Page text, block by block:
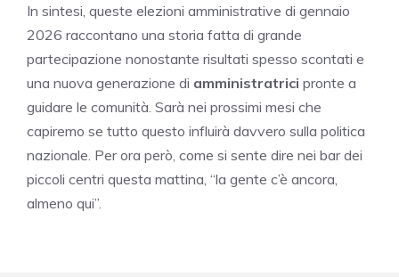
In sintesi, queste elezioni amministrative di gennaio
2026 raccontano una storia fatta di grande
partecipazione nonostante risultati spesso scontati e
una nuova generazione di amministratrici pronte a
guidare le comunità. Sarà nei prossimi mesi che
capiremo se tutto questo influirà davvero sulla politica
nazionale. Per ora però, come si sente dire nei bar dei
piccoli centri questa mattina, “la gente c’è ancora,
almeno qui”.